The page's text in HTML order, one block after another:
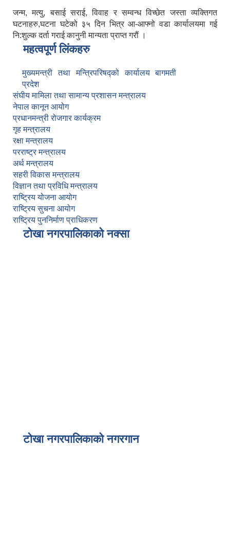
जन्म, मत्यु, बसाई सराई, विवाह र सम्वन्ध विच्छेत जस्ता व्यक्तिगत
घटनाहरु,घटना घटेको ३५ दिन भित्र आ-आफ्नो वडा कार्यालयमा गई
नि:शुल्क दर्ता गराई कानुनी मान्यता प्राप्त गरौं ।
महत्वपूर्ण लिंकहरु
मुख्यमन्त्री तथा मन्त्रिपरिषद्को कार्यालय बागमती
प्रदेश
संघीय मामिला तथा सामान्य प्रशासन मन्त्रालय
नेपाल कानून आयोग
प्रधानमन्त्री रोजगार कार्यक्रम
गृह मन्त्रालय
रक्षा मन्त्रालय
परराष्ट्र मन्त्रालय
अर्थ मन्त्रालय
सहरी विकास मन्त्रालय
विज्ञान तथा प्रविधि मन्त्रालय
राष्ट्रिय योजना आयोग
राष्ट्रिय सुचना आयोग
राष्ट्रिय पुननिर्माण प्राधिकरण
टोखा नगरपालिकाको नक्सा
टोखा नगरपालिकाको नगरगान